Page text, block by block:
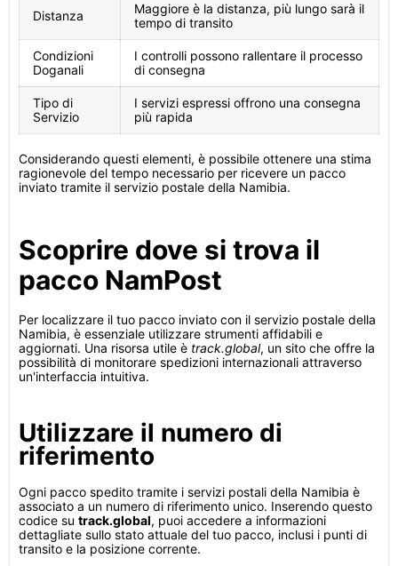
Distanza
Maggiore è la distanza, più lungo sarà il
tempo di transito
Condizioni
Doganali
I controlli possono rallentare il processo
di consegna
Tipo di
Servizio
I servizi espressi offrono una consegna
più rapida
Considerando questi elementi, è possibile ottenere una stima
ragionevole del tempo necessario per ricevere un pacco
inviato tramite il servizio postale della Namibia.
Scoprire dove si trova il
pacco NamPost
Per localizzare il tuo pacco inviato con il servizio postale della
Namibia, è essenziale utilizzare strumenti affidabili e
aggiornati. Una risorsa utile è track.global, un sito che offre la
possibilità di monitorare spedizioni internazionali attraverso
un'interfaccia intuitiva.
Utilizzare il numero di
riferimento
Ogni pacco spedito tramite i servizi postali della Namibia è
associato a un numero di riferimento unico. Inserendo questo
codice su track.global, puoi accedere a informazioni
dettagliate sullo stato attuale del tuo pacco, inclusi i punti di
transito e la posizione corrente.